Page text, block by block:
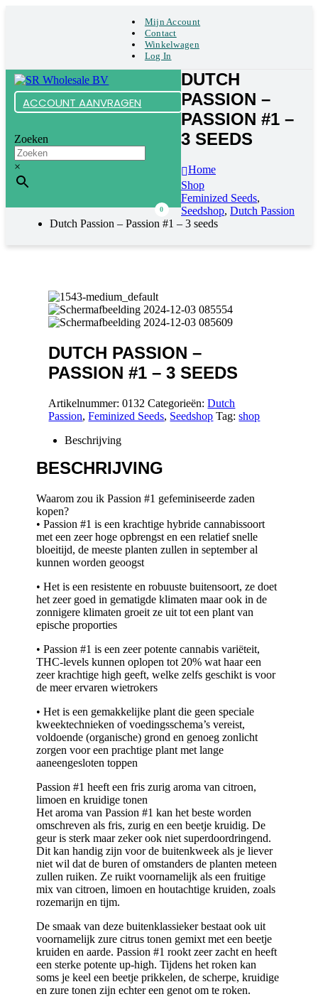
Mijn Account
Contact
Winkelwagen
Log In
ACCOUNT AANVRAGEN
Zoeken
×
0
DUTCH
PASSION –
PASSION #1 –
3 SEEDS
Home
Shop
Feminized Seeds,
Seedshop, Dutch Passion
Dutch Passion – Passion #1 – 3 seeds
DUTCH PASSION –
PASSION #1 – 3 SEEDS
Artikelnummer:0132 Categorieën:Dutch
Passion,Feminized Seeds, Seedshop Tag:shop
Beschrijving
BESCHRIJVING
Waarom zou ik Passion #1 gefeminiseerde zaden
kopen?
• Passion #1 is een krachtige hybride cannabissoort
met een zeer hoge opbrengst en een relatief snelle
bloeitijd, de meeste planten zullen in september al
kunnen worden geoogst
• Het is een resistente en robuuste buitensoort, ze doet
het zeer goed in gematigde klimaten maar ook in de
zonnigere klimaten groeit ze uit tot een plant van
epische proporties
• Passion #1 is een zeer potente cannabis variëteit,
THC-levels kunnen oplopen tot 20% wat haar een
zeer krachtige high geeft, welke zelfs geschikt is voor
de meer ervaren wietrokers
• Het is een gemakkelijke plant die geen speciale
kweektechnieken of voedingsschema’s vereist,
voldoende (organische) grond en genoeg zonlicht
zorgen voor een prachtige plant met lange
aaneengesloten toppen
Passion #1 heeft een fris zurig aroma van citroen,
limoen en kruidige tonen
Het aroma van Passion #1 kan het beste worden
omschreven als fris, zurig en een beetje kruidig. De
geur is sterk maar zeker ook niet superdoordringend.
Dit kan handig zijn voor de buitenkweek als je liever
niet wil dat de buren of omstanders de planten meteen
zullen ruiken. Ze ruikt voornamelijk als een fruitige
mix van citroen, limoen en houtachtige kruiden, zoals
rozemarijn en tijm.
De smaak van deze buitenklassieker bestaat ook uit
voornamelijk zure citrus tonen gemixt met een beetje
kruiden en aarde. Passion #1 rookt zeer zacht en heeft
een sterke potente up-high. Tijdens het roken kan
soms je keel een beetje prikkelen, de scherpe, kruidige
en zure tonen zijn echter een genot om te roken.